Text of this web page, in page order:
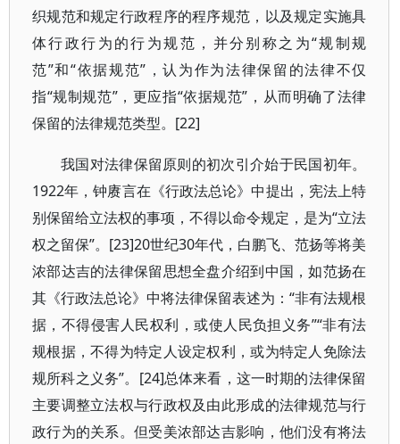
织规范和规定行政程序的程序规范，以及规定实施具
体行政行为的行为规范，并分别称之为“规制规
范”和“依据规范”，认为作为法律保留的法律不仅
指“规制规范”，更应指“依据规范”，从而明确了法律
保留的法律规范类型。[22]
我国对法律保留原则的初次引介始于民国初年。
1922年，钟赓言在《行政法总论》中提出，宪法上特
别保留给立法权的事项，不得以命令规定，是为“立法
权之留保”。[23]20世纪30年代，白鹏飞、范扬等将美
浓部达吉的法律保留思想全盘介绍到中国，如范扬在
其《行政法总论》中将法律保留表述为：“非有法规根
据，不得侵害人民权利，或使人民负担义务”“非有法
规根据，不得为特定人设定权利，或为特定人免除法
规所科之义务”。[24]总体来看，这一时期的法律保留
主要调整立法权与行政权及由此形成的法律规范与行
政行为的关系。但受美浓部达吉影响，他们没有将法